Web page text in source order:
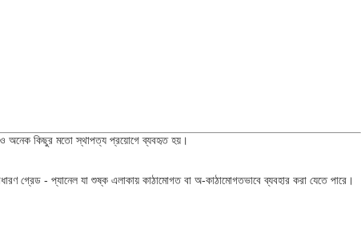
অনেক কিছুর মতো স্থাপত্য প্রয়োগে ব্যবহৃত হয়।
গ্রেড - প্যানেল যা শুষ্ক এলাকায় কাঠামোগত বা অ-কাঠামোগতভাবে ব্যবহার করা যেতে পারে।